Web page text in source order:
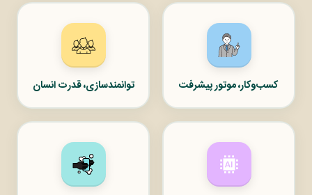
کسب‌وکار، موتور پیشرفت توانمندسازی، قدرت انسان